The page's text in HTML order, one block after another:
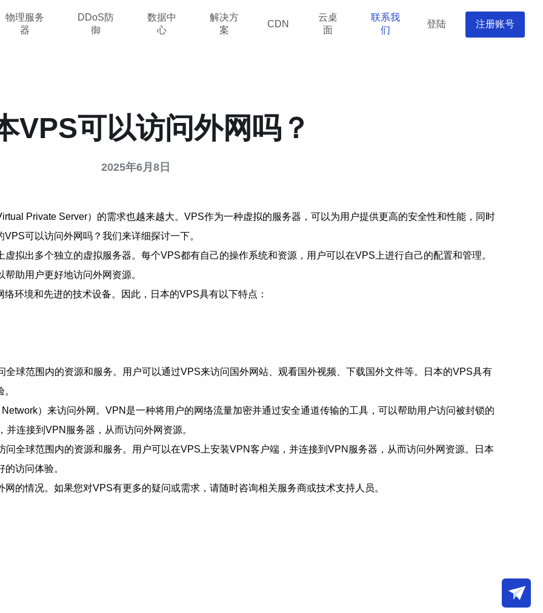
物理服务
器
DDoS防
御
数据中
心
解决方
案
CDN
云桌
面
联系我
们
登陆 注册账号
VPS可以访问外网吗？
2025年6月8日
Private Server）的需求也越来越大。VPS作为一种虚拟的服务器，可以为用户提供更高的安全性和性能，同时
可以访问外网吗？我们来详细探讨一下。
拟出多个独立的虚拟服务器。每个VPS都有自己的操作系统和资源，用户可以在VPS上进行自己的配置和管理。
助用户更好地访问外网资源。
环境和先进的技术设备。因此，日本的VPS具有以下特点：
球范围内的资源和服务。用户可以通过VPS来访问国外网站、观看国外视频、下载国外文件等。日本的VPS具有
）来访问外网。VPN是一种将用户的网络流量加密并通过安全通道传输的工具，可以帮助用户访问被封锁的
连接到VPN服务器，从而访问外网资源。
全球范围内的资源和服务。用户可以在VPS上安装VPN客户端，并连接到VPN服务器，从而访问外网资源。日本
访问体验。
的情况。如果您对VPS有更多的疑问或需求，请随时咨询相关服务商或技术支持人员。